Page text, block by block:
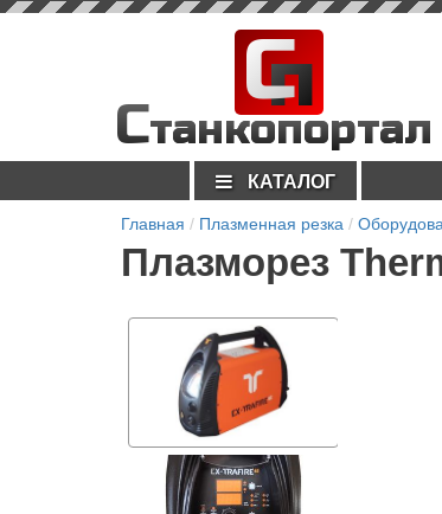
п
С
Станкопортал
КАТАЛОГ
Главная Плазменная резка
Плазморез